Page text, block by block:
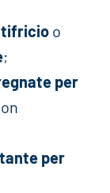
o
;
per
per